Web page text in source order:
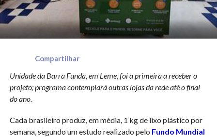
Compartilhar
Unidade da Barra Funda, em Leme, foi a primeira a receber o
projeto; programa contemplará outras lojas da rede até o final
do ano.
Cada brasileiro produz, em média, 1 kg de lixo plástico por
semana, segundo um estudo realizado pelo Fundo Mundial